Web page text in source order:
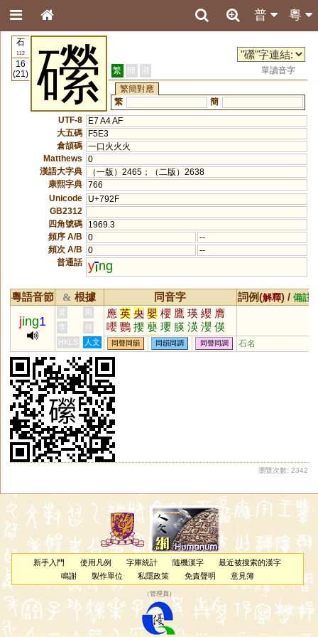
粵
普
石
112
16
(21)
礯 繁 簡 港
單讀音字
繁簡對應
繁
簡
UTF-8
E7 A4 AF
大五碼
F5E3
倉頡碼 一口火火火
Matthews
0
漢語大字典
（一版）2465；（二版）2638
康熙字典 766
Unicode
U+792F
GB2312
四角號碼
1969.3
頻序 A/B
0
--
頻次 A/B
0
--
普通話 y ng
粵語音節 & 根據 同音字 詞例(解釋) / 備註
jing1
黃 周 應 英 央 嬰 櫻 鷹 瑛 纓 膺
嚶 鸚 攖 蘡 瓔 朠 渶 瀴 偀
霙 賏 嫈 韹 韺 煐 碤 譻 蝧
鶧 蠳
李
何
HKLS
人文 同聲同韻 同韻同調 同聲同調 石名
瀏覽次數: 2342
新手入門 使用凡例 字庫統計 隨機漢字
最近被搜索的漢字
鳴謝
製作單位 私隱政策 免責聲明 意見簿
（管理員 ）